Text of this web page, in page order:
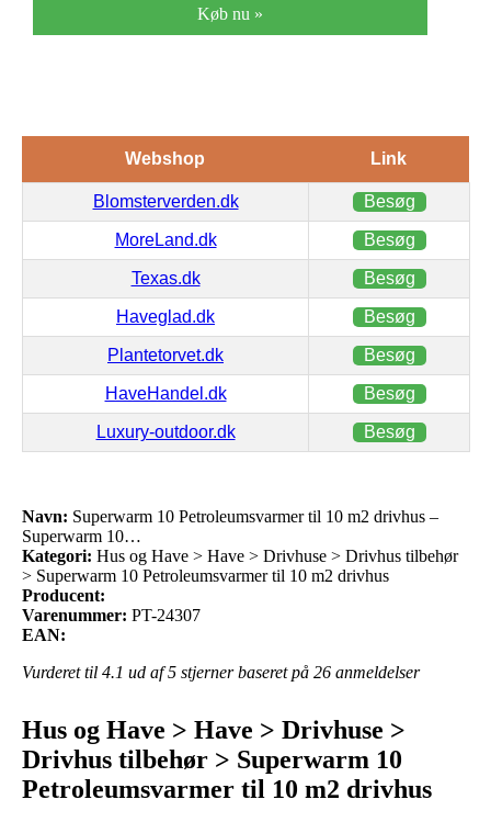
Køb nu »
Webshop Link
Blomsterverden.dk Besøg
MoreLand.dk Besøg
Texas.dk Besøg
Haveglad.dk Besøg
Plantetorvet.dk Besøg
HaveHandel.dk Besøg
Luxury-outdoor.dk Besøg
Navn: Superwarm 10 Petroleumsvarmer til 10 m2 drivhus –
Superwarm 10…
Kategori: Hus og Have > Have > Drivhuse > Drivhus tilbehør
> Superwarm 10 Petroleumsvarmer til 10 m2 drivhus
Producent:
Varenummer: PT-24307
EAN:
Vurderet til 4.1 ud af 5 stjerner baseret på 26 anmeldelser
Hus og Have > Have > Drivhuse >
Drivhus tilbehør > Superwarm 10
Petroleumsvarmer til 10 m2 drivhus